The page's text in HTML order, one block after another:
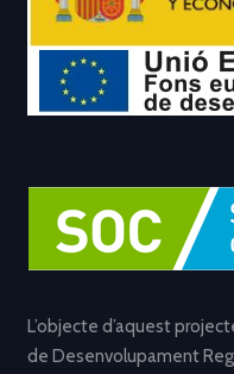
L’objecte d’aquest
de Desenvolupament